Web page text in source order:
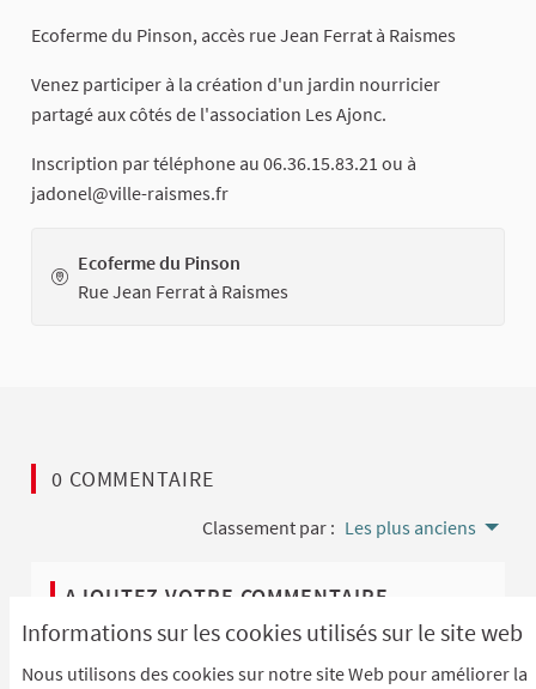
Informations sur les cookies utilisés sur le site web
Nous utilisons des cookies sur notre site Web pour améliorer la
Ecoferme du Pinson, accès rue Jean Ferrat à Raismes
Venez participer à la création d'un jardin nourricier
partagé aux côtés de l'association Les Ajonc.
Inscription par téléphone au 06.36.15.83.21 ou à
jadonel@ville-raismes.fr
Ecoferme du Pinson
Rue Jean Ferrat à Raismes
0 COMMENTAIRE
Classement par : Les plus anciens
AJOUTEZ VOTRE COMMENTAIRE
Pour ajouter votre commentaireidentifiez-vous avec
votre compteoucréez un compte.